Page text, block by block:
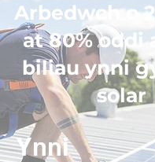
Arbedwch o
at 80% oddi
biliau ynni
solar
Ynni